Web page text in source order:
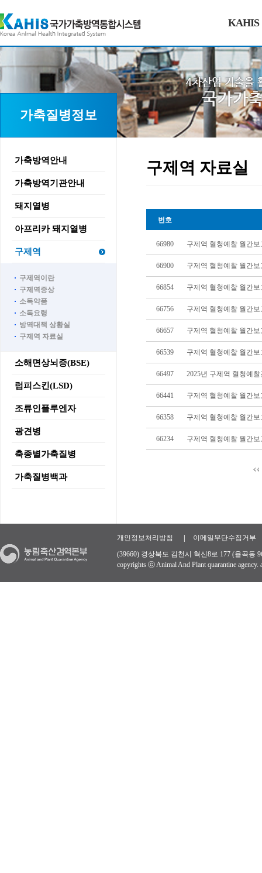
KAHIS
가축질병정보
가축방역안내
가축방역기관안내
돼지열병
아프리카 돼지열병
구제역
구제역이란
구제역증상
소독약품
소독요령
방역대책 상황실
구제역 자료실
소해면상뇌증(BSE)
럼피스킨(LSD)
조류인플루엔자
광견병
축종별가축질병
가축질병백과
구제역 자료실
번호
66980 구제역 혈청예찰 월간보
66900 구제역 혈청예찰 월간보
66854 구제역 혈청예찰 월간보
66756 구제역 혈청예찰 월간보
66657 구제역 혈청예찰 월간보
66539 구제역 혈청예찰 월간보
66497 2025년 구제역 혈청예
66441 구제역 혈청예찰 월간보
66358 구제역 혈청예찰 월간보
66234 구제역 혈청예찰 월간보
개인정보처리방침
이메일무단수집거부
(39660) 경상북도 김천시 혁신8로 177 (율곡동
copyrights ⓒ Animal And Plant quarantine agency.